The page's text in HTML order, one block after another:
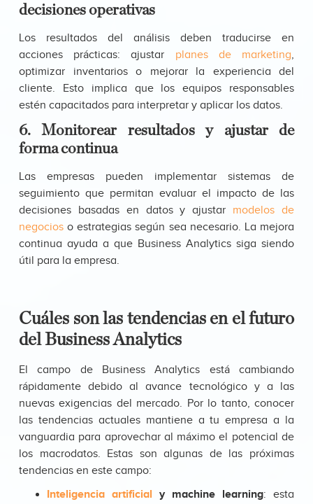
decisiones operativas
Los resultados del análisis deben traducirse en
acciones prácticas: ajustar planes de marketing,
optimizar inventarios o mejorar la experiencia del
cliente. Esto implica que los equipos responsables
estén capacitados para interpretar y aplicar los datos.
6. Monitorear resultados y ajustar de
forma continua
Las empresas pueden implementar sistemas de
seguimiento que permitan evaluar el impacto de las
decisiones basadas en datos y ajustar modelos de
negocios o estrategias según sea necesario. La mejora
continua ayuda a que Business Analytics siga siendo
útil para la empresa.
Cuáles son las tendencias en el futuro
del Business Analytics
El campo de Business Analytics está cambiando
rápidamente debido al avance tecnológico y a las
nuevas exigencias del mercado. Por lo tanto, conocer
las tendencias actuales mantiene a tu empresa a la
vanguardia para aprovechar al máximo el potencial de
los macrodatos. Estas son algunas de las próximas
tendencias en este campo:
Inteligencia artificial y machine learning: esta